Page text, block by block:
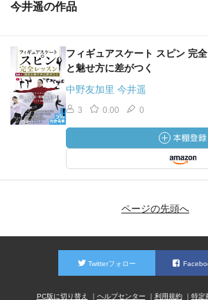
今井遥の作品
フィギュアスケート スピン 完
と魅せ方に差がつく
中野友加里 今井遥
3 0.00 0
ページの先頭へ
Twitterフォロー
PC版に切り替え ヘルプセンター 利用規約 特定